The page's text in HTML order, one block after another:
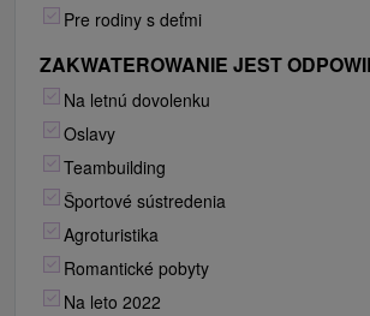
Pre rodiny s deťmi
ZAKWATEROWANIE JEST
Na letnú dovolenku
Oslavy
Teambuilding
Športové sústredenia
Agroturistika
Romantické pobyty
Na leto 2022